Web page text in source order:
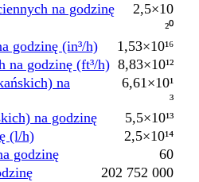
na godzinę
2,5×10
²⁰
godzinę (in³/h)
1,53×10¹⁶
na godzinę (ft³/h) 8,83×10¹²
na
6,61×10¹
³
na godzinę
5,5×10¹³
(l/h)
2,5×10¹⁴
godzinę
60
202 752 000